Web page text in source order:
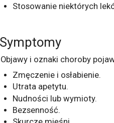
Stosowanie niektórych
Symptomy
Objawy i oznaki choroby
Zmęczenie i osłabienie.
Utrata apetytu.
Nudności lub wymioty.
Bezsenność.